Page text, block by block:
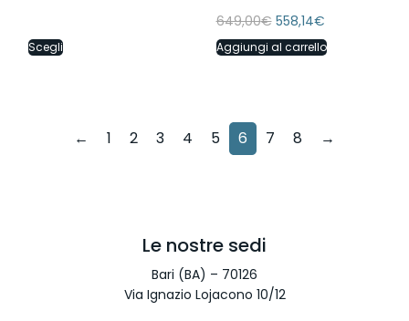
Scegli
649,00€ 558,14€
Aggiungi al carrello
← 1 2 3 4 5 6 7 8 →
Le nostre sedi
Bari (BA) – 70126
Via Ignazio Lojacono 10/12